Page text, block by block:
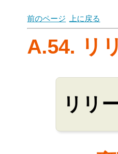
前のページ
上に戻る
A.54. リ
リリ